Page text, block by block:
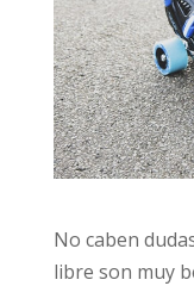
No caben
libre son muy